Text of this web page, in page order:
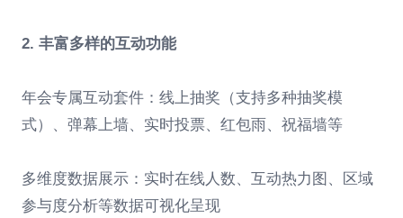
2. 丰富多样的互动功能
年会专属互动套件：线上抽奖（支持多种抽奖模
式）、弹幕上墙、实时投票、红包雨、祝福墙等
多维度数据展示：实时在线人数、互动热力图、区域
参与度分析等数据可视化呈现